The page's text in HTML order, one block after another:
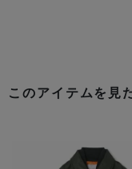
このアイテムを見